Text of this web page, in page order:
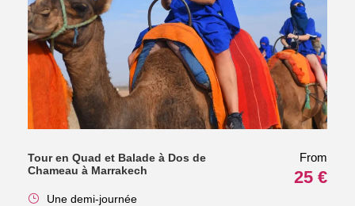
Tour en Quad et Balade à Dos de
Chameau à Marrakech
From
25 €
Une demi-journée